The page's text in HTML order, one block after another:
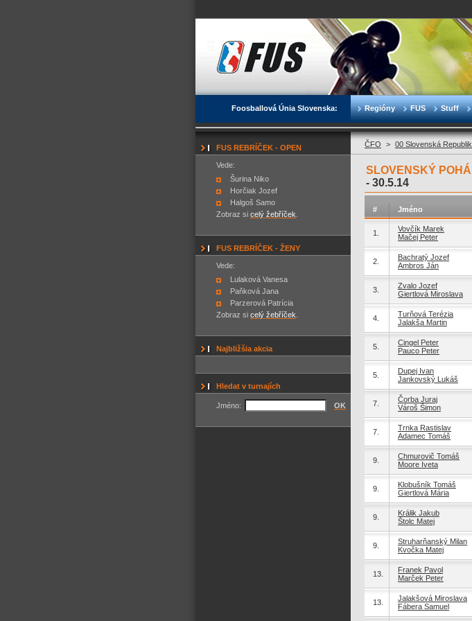
Foosballová Únia Slovenska: Regióny FUS Stuff
FUS REBRÍČEK - OPEN
Vede:
Šurina Niko
Horčiak Jozef
Halgoš Samo
Zobraz si celý žebříček
FUS REBRÍČEK - ŽENY
Vede:
Lulaková Vanesa
Paňková Jana
Parzerová Patrícia
Zobraz si celý žebříček
Najbližšia akcia
Hledat v turnajích
Jméno: OK
ČFO > 00 Slovenská
SLOVENSKÝ
- 30.5.14
# Jméno
1.
Vovčík Marek
Mačej Peter
2.
Bachratý Jozef
Ambros Ján
3.
Zvalo Jozef
Giertlová Miroslava
4.
Turňová Terézia
Jalakša Martin
5.
Cingel Peter
Pauco Peter
5.
Dupej Ivan
Jankovský Lukáš
7.
Čorba Juraj
Vároš Šimon
7.
Trnka Rastislav
Adamec Tomáš
9.
Chmurovič Tomáš
Moore Iveta
9.
Klobušník Tomáš
Giertlová Mária
9.
Králik Jakub
Štolc Matej
9.
Struharňanský Milan
Kvočka Matej
13.
Franek Pavol
Marček Peter
13.
Jalakšová Miroslava
Fábera Samuel